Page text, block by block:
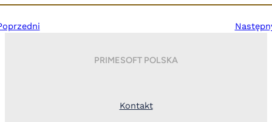
PRIMESOFT POLSKA
Kontakt